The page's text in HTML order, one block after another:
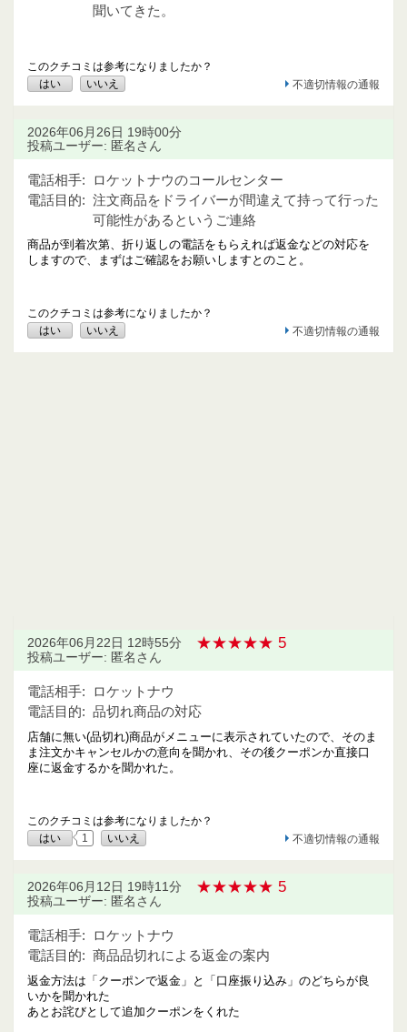
聞いてきた。
このクチコミは参考になりましたか？
はい
いいえ 不適切情報の通報
2026年06月26日 19時00分
投稿ユーザー: 匿名さん
電話相手:
ロケットナウのコールセンター
電話目的: 注文商品をドライバーが間違えて持って行った
可能性があるというご連絡
商品が到着次第、折り返しの電話をもらえれば返金などの対応を
しますので、まずはご確認をお願いしますとのこと。
このクチコミは参考になりましたか？
はい
いいえ 不適切情報の通報
2026年06月22日 12時55分 ★★★★★ 5
投稿ユーザー: 匿名さん
電話相手:
ロケットナウ
電話目的: 品切れ商品の対応
店舗に無い(品切れ)商品がメニューに表示されていたので、そのま
ま注文かキャンセルかの意向を聞かれ、その後クーポンか直接口
座に返金するかを聞かれた。
このクチコミは参考になりましたか？
はい
1 いいえ 不適切情報の通報
2026年06月12日 19時11分 ★★★★★ 5
投稿ユーザー: 匿名さん
電話相手:
ロケットナウ
電話目的: 商品品切れによる返金の案内
返金方法は「クーポンで返金」と「口座振り込み」のどちらが良
いかを聞かれた
あとお詫びとして追加クーポンをくれた